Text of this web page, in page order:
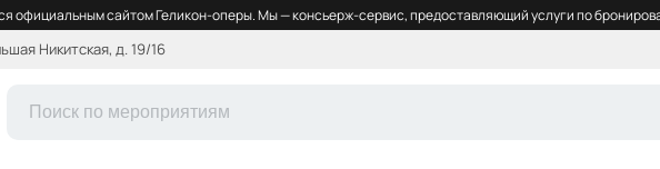
официальным сайтом Геликон-оперы. Мы — консьерж-сервис, предоставляющий услуги по
Никитская, д. 19/16